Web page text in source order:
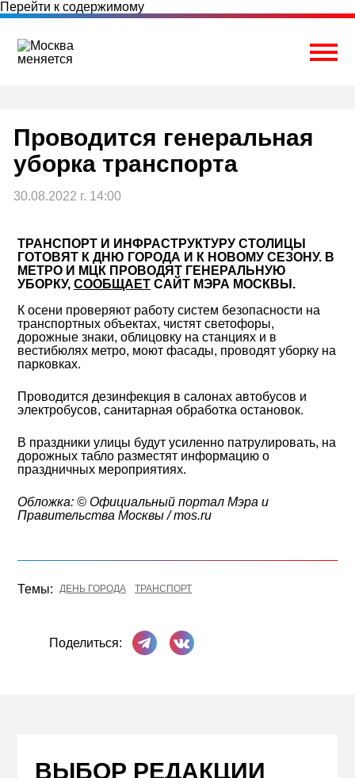
Перейти к содержимому
Проводится генеральная
уборка транспорта
30.08.2022 г. 14:00
ТРАНСПОРТ И ИНФРАСТРУКТУРУ СТОЛИЦЫ
ГОТОВЯТ К ДНЮ ГОРОДА И К НОВОМУ СЕЗОНУ. В
МЕТРО И МЦК ПРОВОДЯТ ГЕНЕРАЛЬНУЮ
УБОРКУ, СООБЩАЕТ САЙТ МЭРА МОСКВЫ.
К осени проверяют работу систем безопасности на
транспортных объектах, чистят светофоры,
дорожные знаки, облицовку на станциях и в
вестибюлях метро, моют фасады, проводят уборку на
парковках.
Проводится дезинфекция в салонах автобусов и
электробусов, санитарная обработка остановок.
В праздники улицы будут усиленно патрулировать, на
дорожных табло разместят информацию о
праздничных мероприятиях.
Обложка: © Официальный портал Мэра и
Правительства Москвы / mos.ru
Темы: ДЕНЬ ГОРОДА ТРАНСПОРТ
Поделиться:
Поделиться в Телеграме
Поделиться ВКонтакте
ВЫБОР РЕДАКЦИИ